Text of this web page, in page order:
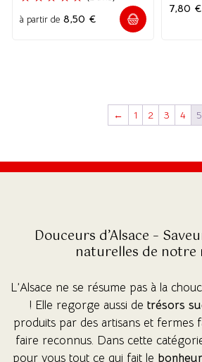
à partir de 8,50 €
7,80 €
← 1 2 3 4 5
Douceurs d’Alsace –
naturelles de notre
L’Alsace ne se résume pas à la
! Elle regorge aussi de trésors
produits par des artisans et fermes
faire reconnus. Dans cette
pour vous tout ce qui fait le